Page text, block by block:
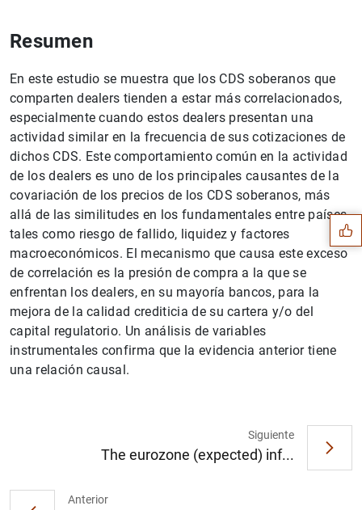
Resumen
En este estudio se muestra que los CDS soberanos que
comparten dealers tienden a estar más correlacionados,
especialmente cuando estos dealers presentan una
actividad similar en la frecuencia de sus cotizaciones de
dichos CDS. Este comportamiento común en la actividad
de los dealers es uno de los principales causantes de la
covariación de los precios de los CDS soberanos, más
allá de las similitudes en los fundamentales entre países
tales como riesgo de fallido, liquidez y factores
macroeconómicos. El mecanismo que causa este exceso
de correlación es la presión de compra a la que se
enfrentan los dealers, en su mayoría bancos, para la
mejora de la calidad crediticia de su cartera y/o del
capital regulatorio. Un análisis de variables
instrumentales confirma que la evidencia anterior tiene
una relación causal.
Anterior
Siguiente
The eurozone (expected) inf...
Sugerencias
2